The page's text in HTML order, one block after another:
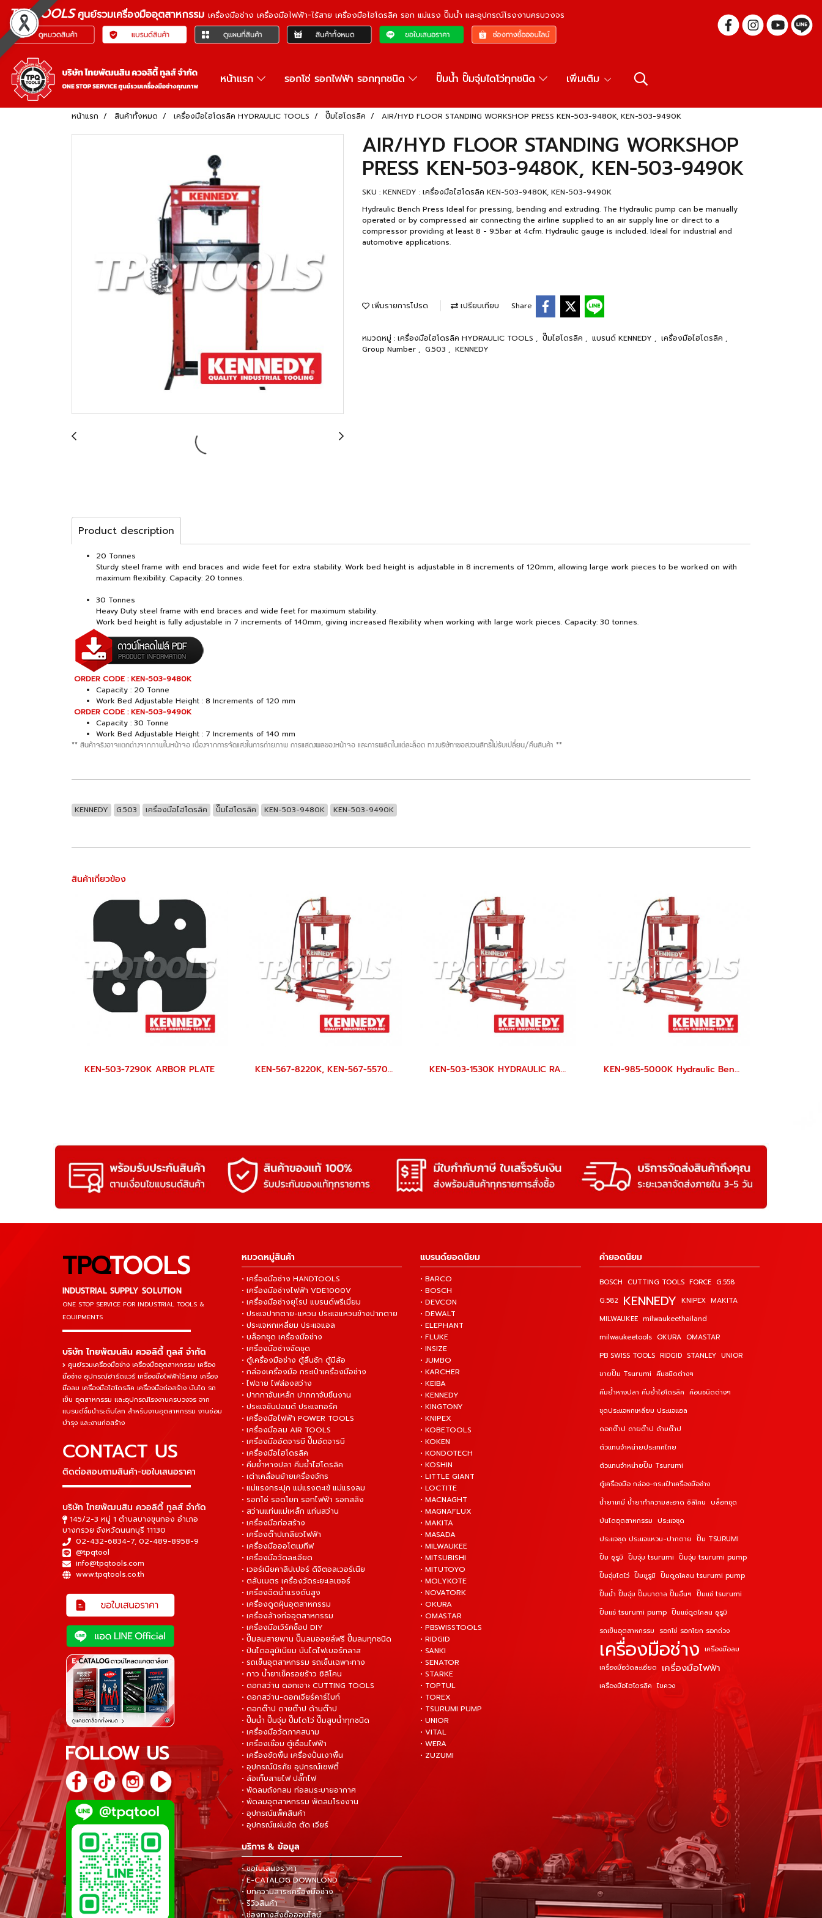
TPQTOOLSศูนย์รวมเครื่องมืออุตสาหกรรม เครื่องมือช่าง เครื่องมือไฟฟ้า-ไร้สาย เครื่องมือไฮโดรลิค รอก แม่แรง ปั๊มน้ำ และอุปกรณ์โรงงานครบวงจร
หน้าแรก รอกโซ่ รอกไฟฟ้า รอกทุกชนิด ปั๊มน้ำ ปั๊มจุ่มไดโว่ทุกชนิด เพิ่มเติม
หน้าแรก สินค้าทั้งหมด เครื่องมือไฮโดรลิค HYDRAULIC TOOLS ปั๊มไฮโดรลิค AIR/HYD FLOOR STANDING WORKSHOP PRESS KEN-503-9480K, KEN-503-9490K
AIR/HYD FLOOR STANDING WORKSHOP
PRESS KEN-503-9480K, KEN-503-9490K
SKU : KENNEDY : เครื่องมือไฮโดรลิค KEN-503-9480K, KEN-503-9490K
Hydraulic Bench Press Ideal for pressing, bending and extruding. The Hydraulic pump can be manually
operated or by compressed air connecting the airline supplied to an air supply line or direct to a
compressor providing at least 8 - 9.5bar at 4cfm. Hydraulic gauge is included. Ideal for industrial and
automotive applications.
เพิ่มรายการโปรด เปรียบเทียบ Share
หมวดหมู่ : เครื่องมือไฮโดรลิค HYDRAULIC TOOLS , ปั๊มไฮโดรลิค , แบรนด์ KENNEDY , เครื่องมือไฮโดรลิค ,
Group Number , G.503 , KENNEDY
Product description
20 Tonnes
Sturdy steel frame with end braces and wide feet for extra stability. Work bed height is adjustable in 8 increments of 120mm, allowing large work pieces to be worked on with
maximum flexibility. Capacity: 20 tonnes.
30 Tonnes
Heavy Duty steel frame with end braces and wide feet for maximum stability.
Work bed height is fully adjustable in 7 increments of 140mm, giving increased flexibility when working with large work pieces. Capacity: 30 tonnes.
ORDER CODE : KEN-503-9480K
Capacity : 20 Tonne
Work Bed Adjustable Height : 8 Increments of 120 mm
ORDER CODE : KEN-503-9490K
Capacity : 30 Tonne
Work Bed Adjustable Height : 7 Increments of 140 mm
** สินค้าจริงอาจแตกต่างจากภาพในหน้าจอ เนื่องจากการจัดแสงในการถ่ายภาพ การแสดงผลของหน้าจอ และการผลิตในแต่ละล็อต ทางบริษัทฯขอสงวนสิทธิ์ไม่รับเปลี่ยน/คืนสินค้า **
KENNEDY G.503 เครื่องมือไฮโดรลิค ปั๊มไฮโดรลิค KEN-503-9480K KEN-503-9490K
สินค้าเกี่ยวข้อง
KEN-503-7290K ARBOR PLATE KEN-567-8220K, KEN-567-5570K Seal Repair Kit For HBP010 Hydraulic Bench Press KEN-503-1530K HYDRAULIC RAM KEN-985-5000K Hydraulic Bench Press 10-Ton
TPQTOOLS
INDUSTRIAL SUPPLY SOLUTION
ONE STOP SERVICE FOR INDUSTRIAL TOOLS &
EQUIPMENTS
▬▬▬▬▬▬▬▬▬▬▬▬▬▬▬
บริษัท ไทยพัฒนสิน ควอลิตี้ ทูลส์ จำกัด
ศูนย์รวมเครื่องมือช่าง เครื่องมืออุตสาหกรรม เครื่อง
มือช่าง อุปกรณ์ฮาร์ดแวร์ เครื่องมือไฟฟ้าไร้สาย เครื่อง
มือลม เครื่องมือไฮโดรลิค เครื่องมือก่อสร้าง บันได รถ
เข็น อุตสาหกรรม และอุปกรณ์โรงงานครบวงจร จาก
แบรนด์ชั้นนำระดับโลก สำหรับงานอุตสาหกรรม งานซ่อม
บำรุง และงานก่อสร้าง
CONTACT US
ติดต่อสอบถามสินค้า-ขอใบเสนอราคา
▬▬▬▬▬▬▬▬▬▬▬▬▬▬▬
บริษัท ไทยพัฒนสิน ควอลิตี้ ทูลส์ จำกัด
145/2-3 หมู่ 1 ตำบลบางขุนกอง อำเภอ
บางกรวย จังหวัดนนทบุรี 11130
02-432-6834-7, 02-489-8958-9
@tpqtool
info@tpqtools.com
www.tpqtools.co.th
FOLLOW US
หมวดหมู่สินค้า
• เครื่องมือช่าง HANDTOOLS
• เครื่องมือช่างไฟฟ้า VDE1000V
• เครื่องมือช่างยุโรป แบรนด์พรีเมี่ยม
• ประแจปากตาย-แหวน ประแจแหวนข้างปากตาย
• ประแจหกเหลี่ยม ประแจแอล
• บล็อกชุด เครื่องมือช่าง
• เครื่องมือช่างจัดชุด
• ตู้เครื่องมือช่าง ตู้ลิ้นชัก ตู้มีล้อ
• กล่องเครื่องมือ กระเป๋าเครื่องมือช่าง
• ไฟฉาย ไฟส่องสว่าง
• ปากกาจับเหล็ก ปากกาจับชิ้นงาน
• ประแจขันปอนด์ ประแจทอร์ค
• เครื่องมือไฟฟ้า POWER TOOLS
• เครื่องมือลม AIR TOOLS
• เครื่องมืออัดจารบี ปั๊มอัดจารบี
• เครื่องมือไฮโดรลิค
• คีมย้ำหางปลา คีมย้ำไฮโดรลิค
• เต่าเคลื่อนย้ายเครื่องจักร
• แม่แรงกระปุก แม่แรงตะเข้ แม่แรงลม
• รอกโซ่ รอดโยก รอกไฟฟ้า รอกสลิง
• สว่านแท่นแม่เหล็ก แท่นสว่าน
• เครื่องมือก่อสร้าง
• เครื่องต๊าปเกลียวไฟฟ้า
• เครื่องมือออโตเมทีฟ
• เครื่องมือวัดละเอียด
• เวอร์เนียคาลิปเปอร์ ดิจิตอลเวอร์เนีย
• ตลับเมตร เครื่องวัดระยะเลเซอร์
• เครื่องฉีดน้ำแรงดันสูง
• เครื่องดูดฝุ่นอุตสาหกรรม
• เครื่องล้างท่ออุตสาหกรรม
• เครื่องมือเวิร์คช็อป DIY
• ปั๊มลมสายพาน ปั๊มลมออยล์ฟรี ปั๊มลมทุกชนิด
• ปันไดอลูมิเนียม บันไดไฟเบอร์กลาส
• รถเข็นอุตสาหกรรม รถเข็นเฉพาะทาง
• กาว น้ำยาเช็ครอยร้าว ซิลิโคน
• ดอกสว่าน ดอกเจาะ CUTTING TOOLS
• ดอกสว่าน-ดอกเจียร์คาร์ไบท์
• ดอกต๊าป ดายต๊าป ด้ามต๊าป
• ปั๊มน้ำ ปั๊มจุ่ม ปั๊มไดโว่ ปั๊มสูบน้ำทุกชนิด
• เครื่องมือวัดภาคสนาม
• เครื่องเชื่อม ตู้เชื่อมไฟฟ้า
• เครื่องขัดพื้น เครื่องปั่นเงาพื้น
• อุปกรณ์นิรภัย อุปกรณ์เซฟตี้
• ล้อเก็บสายไฟ ปลั๊กไฟ
• พัดลมถังกลม ท่อลมระบายอากาศ
• พัดลมอุตสาหกรรม พัดลมโรงงาน
• อุปกรณ์แพ็คสินค้า
• อุปกรณ์แผ่นขัด ตัด เจียร์
แบรนด์ยอดนิยม
• BARCO
• BOSCH
• DEVCON
• DEWALT
• ELEPHANT
• FLUKE
• INSIZE
• JUMBO
• KARCHER
• KEIBA
• KENNEDY
• KINGTONY
• KNIPEX
• KOBETOOLS
• KOKEN
• KONDOTECH
• KOSHIN
• LITTLE GIANT
• LOCTITE
• MACNAGHT
• MAGNAFLUX
• MAKITA
• MASADA
• MILWAUKEE
• MITSUBISHI
• MITUTOYO
• MOLYKOTE
• NOVATORK
• OKURA
• OMASTAR
• PBSWISSTOOLS
• RIDGID
• SANKI
• SENATOR
• STARKE
• TOPTUL
• TOREX
• TSURUMI PUMP
• UNIOR
• VITAL
• WERA
• ZUZUMI
บริการ & ข้อมูล
• ขอใบเสนอราคา
• E-CATALOG DOWNLOND
• บทความสาระเครื่องมือช่าง
• รีวิวสินค้า
• ช่องทางสั่งซื้อออนไลน์
คำยอดนิยม
BOSCH CUTTING TOOLS FORCE G.558
G.582 KENNEDY KNIPEX MAKITA
MILWAUKEE milwaukeethailand
milwaukeetools OKURA OMASTAR
PB SWISS TOOLS RIDGID STANLEY UNIOR
ขายปั๊ม Tsurumi คีมชนิดต่างๆ
คีมย้ำหางปลา คีมย้ำไฮโดรลิค ค้อนชนิดต่างๆ
ชุดประแจหกเหลี่ยม ประแจแอล
ดอกต๊าป ดายต๊าป ด้ามต๊าป
ตัวแทนจำหน่ายประเทศไทย
ตัวแทนจำหน่ายปั๊ม Tsurumi
ตู้เครื่องมือ กล่อง-กระเป๋าเครื่องมือช่าง
น้ำยาเคมี น้ำยาทำความสะอาด ซิลิโคน บล็อกชุด
บันไดอุตสาหกรรม ประแจชุด
ประแจชุด ประแจแหวน-ปากตาย ปั๊ม TSURUMI
ปั๊ม ซูรูมิ ปั๊มจุ่ม tsurumi ปั๊มจุ่ม tsurumi pump
ปั๊มจุ่มไดโว่ ปั๊มซูรูมิ ปั๊มดูดโคลน tsurumi pump
ปั๊มน้ำ ปั๊มจุ่ม ปั๊มบาดาล ปั๊มอื่นๆ ปั๊มแช่ tsurumi
ปั๊มแช่ tsurumi pump ปั๊มแช่ดูดโคลน ซูรูมิ
รถเข็นอุตสาหกรรม รอกโซ่ รอกโยก รอกถ่วง
เครื่องมือช่าง เครื่องมือลม
เครื่องมือวัดละเอียด เครื่องมือไฟฟ้า
เครื่องมือไฮโดรลิค ไขควง